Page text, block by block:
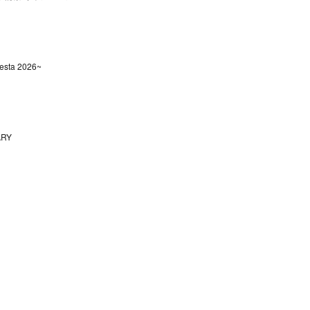
2026~